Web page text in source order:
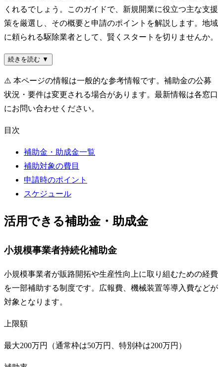
くれるでしょう。このガイドで、新規開業に役立つ主な支援
策を厳選し、その概要と申請のポイントを解説します。地域
に頼られる駆除業者として、賢くスタートを切りませんか。
続きを読む ▼
⚠️ 本ページの情報は一般的な参考情報です。補助金の公募
状況・要件は変更される場合があります。最新情報は各窓口
にお問い合わせください。
目次
補助金・助成金一覧
補助対象の費目
申請時のポイント
スケジュール
活用できる補助金・助成金
小規模事業者持続化補助金
小規模事業者が販路開拓や生産性向上に取り組むための経費
を一部補助する制度です。広報費、機械装置等導入費などが
対象となります。
上限額
最大200万円（通常枠は50万円、特別枠は200万円）